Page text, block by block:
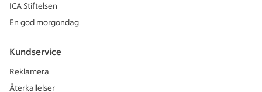
ICA Stiftelsen
En god morgondag
Kundservice
Reklamera
Återkallelser